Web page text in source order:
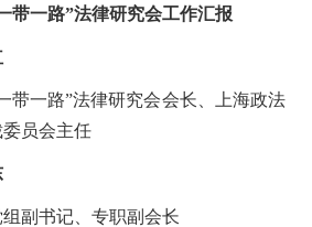
带一路”法律研究会工作汇报
带一路”法律研究会会长、上海政法
员会主任
组副书记、专职副会长